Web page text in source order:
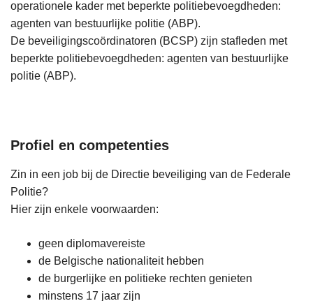
operationele kader met beperkte politiebevoegdheden:
agenten van bestuurlijke politie (ABP).
De beveiligingscoördinatoren (BCSP) zijn stafleden met
beperkte politiebevoegdheden: agenten van bestuurlijke
politie (ABP).
Profiel en competenties
Zin in een job bij de Directie beveiliging van de Federale
Politie?
Hier zijn enkele voorwaarden:
geen diplomavereiste
de Belgische nationaliteit hebben
de burgerlijke en politieke rechten genieten
minstens 17 jaar zijn